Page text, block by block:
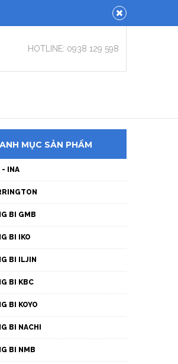
Close
HOTLINE: 0938 129 598
MỤC SẢN PHẨM
- INA
BI GMB
BI IKO
BI ILJIN
BI KBC
BI KOYO
BI NACHI
BI NMB